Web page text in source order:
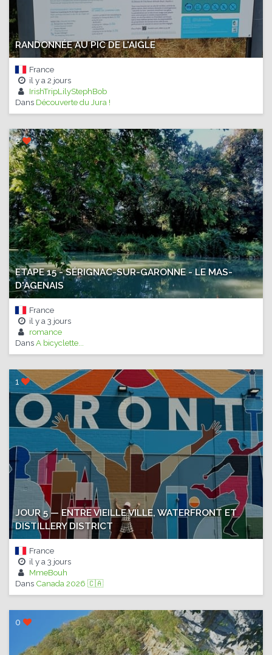
RANDONNÉE AU PIC DE L'AIGLE
France
il y a2 jours
IrishTripLilyStephBob
Dans Découverte du Jura !
2
ETAPE 15 - SÉRIGNAC-SUR-GARONNE - LE MAS-
D'AGENAIS
France
il y a 3 jours
romance
DansA bicyclette...
1
JOUR 5 — ENTRE VIEILLE VILLE, WATERFRONT ET
DISTILLERY DISTRICT
France
il y a 3 jours
MmeBouh
Dans Canada 2026 🇨🇦
0